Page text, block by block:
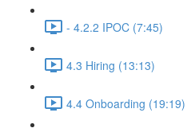
- 4.2.2 IPOC (7:45)
4.3 Hiring (13:13)
4.4 Onboarding (19:19)